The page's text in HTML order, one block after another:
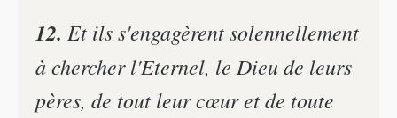
12. Et ils s'engagèrent solennellement
à chercher l'Eternel, le Dieu de leurs
pères, de tout leur cœur et de toute